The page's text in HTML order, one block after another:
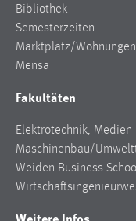
Bibliothek
Semesterzeiten
Marktplatz/Wohnungen
Mensa
Fakultäten
Elektrotechnik,
Maschinenbau/
Weiden Business